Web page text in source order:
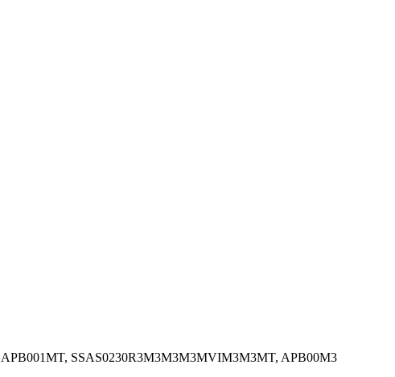
SSAS0230R3M3M3M3MVIM3M3MT, APB00M3